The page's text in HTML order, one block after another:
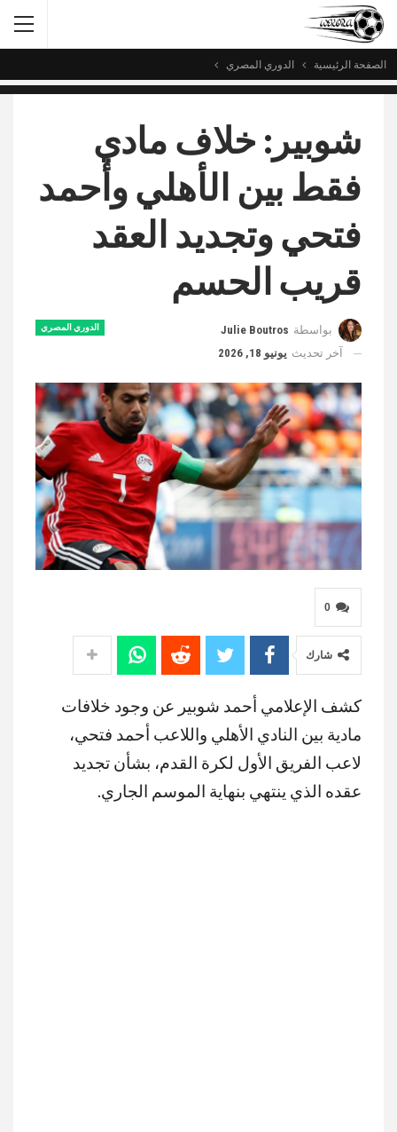
الصفحة الرئيسية الدوري المصري
شوبير: خلاف مادي
فقط بين الأهلي وأحمد
فتحي وتجديد العقد
قريب الحسم
الدوري المصري بواسطة Julie Boutros
آخر تحديث يونيو 18, 2026
0
شارك
كشف الإعلامي أحمد شوبير عن وجود خلافات
مادية بين النادي الأهلي واللاعب أحمد فتحي،
لاعب الفريق الأول لكرة القدم، بشأن تجديد
عقده الذي ينتهي بنهاية الموسم الجاري.